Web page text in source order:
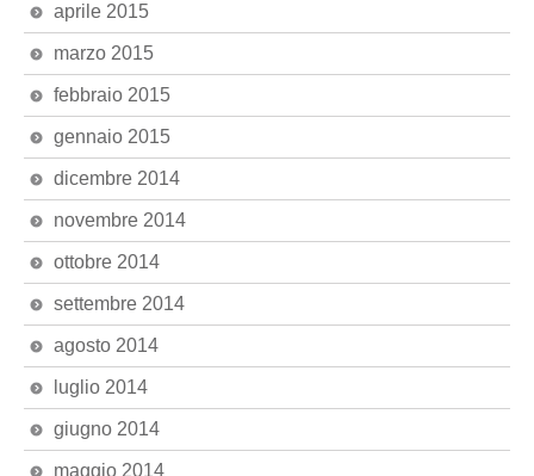
aprile 2015
marzo 2015
febbraio 2015
gennaio 2015
dicembre 2014
novembre 2014
ottobre 2014
settembre 2014
agosto 2014
luglio 2014
giugno 2014
maggio 2014